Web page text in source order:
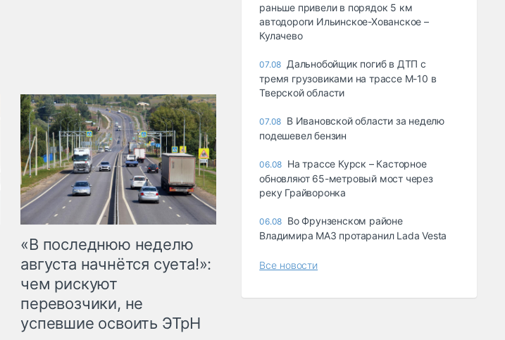
«В последнюю неделю
августа начнётся суета!»:
чем рискуют
перевозчики, не
успевшие освоить ЭТрН
раньше привели в порядок 5 км
автодороги Ильинское-Хованское –
Кулачево
07.08 Дальнобойщик погиб в ДТП с
тремя грузовиками на трассе М-10 в
Тверской области
07.08 В Ивановской области за неделю
подешевел бензин
06.08 На трассе Курск – Касторное
обновляют 65-метровый мост через
реку Грайворонка
06.08 Во Фрунзенском районе
Владимира МАЗ протаранил Lada Vesta
Все новости